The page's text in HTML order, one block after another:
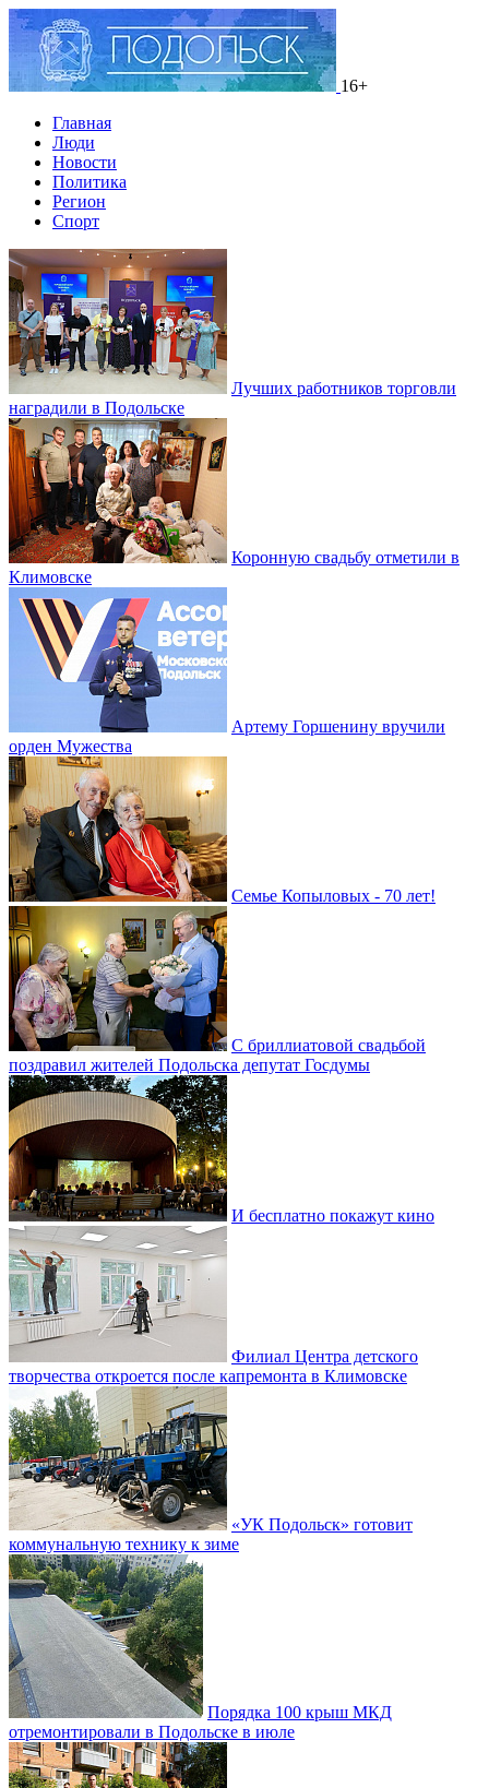
16+
Главная
Люди
Новости
Политика
Регион
Спорт
Лучших работников торговли
наградили в Подольске
Коронную свадьбу отметили в
Климовске
Артему Горшенину вручили
орден Мужества
Семье Копыловых - 70 лет!
С бриллиатовой свадьбой
поздравил жителей Подольска депутат Госдумы
И бесплатно покажут кино
Филиал Центра детского
творчества откроется после капремонта в Климовске
«УК Подольск» готовит
коммунальную технику к зиме
Порядка 100 крыш МКД
отремонтировали в Подольске в июле